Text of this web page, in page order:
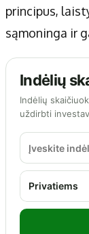
principus,
sąmoninga ir